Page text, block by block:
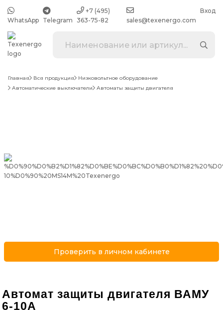
WhatsApp Telegram
+7 (495)
363-75-82
sales@texenergo.com
Вход
Главная Вся продукция
Низковольтное оборудование
Автоматические выключатели
Автоматы защиты двигателя
Проверить в личном кабинете
Автомат защиты двигателя ВАМУ
6-10А